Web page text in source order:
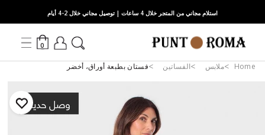
استلام مجاني من المتجر خلال 4 ساعات | توصيل مجاني خلال 2-4 أيام
0
Home ملابس الفساتين فستان بطبعة أوراق، أخضر